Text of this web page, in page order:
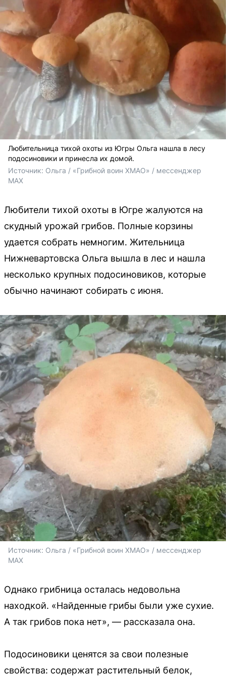
Любительница тихой охоты из Югры Ольга нашла в лесу
подосиновики и принесла их домой.
Источник: Ольга / «Грибной воин ХМАО» / мессенджер
MAX
Любители тихой охоты в Югре жалуются на
скудный урожай грибов. Полные корзины
удается собрать немногим. Жительница
Нижневартовска Ольга вышла в лес и нашла
несколько крупных подосиновиков, которые
обычно начинают собирать с июня.
Источник: Ольга / «Грибной воин ХМАО» / мессенджер
MAX
Однако грибница осталась недовольна
находкой. «Найденные грибы были уже сухие.
А так грибов пока нет», — рассказала она.
Подосиновики ценятся за свои полезные
свойства: содержат растительный белок,